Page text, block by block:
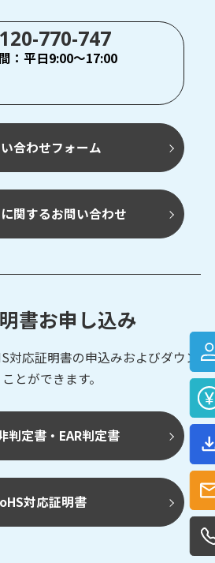
770-747
：平日9:00～17:00
合わせフォーム
関するお問い合わせ
書お申し込み
対応証明書の申込みおよびダウン
とができます。
判定書・EAR判定書
対応証明書